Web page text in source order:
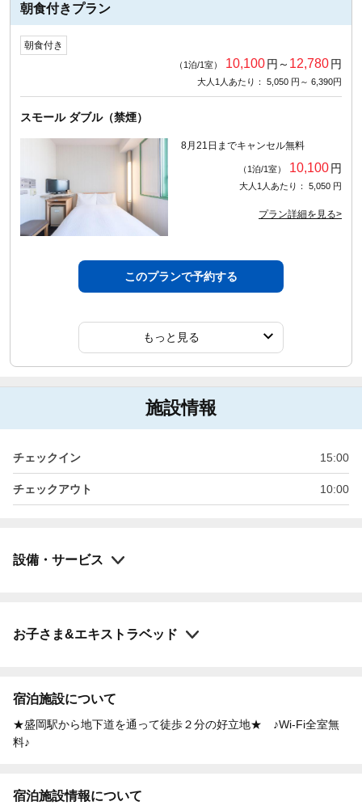
朝食付きプラン
朝食付き
（1泊/1室） 10,100円～ 12,780円
大人1人あたり： 5,050 円～ 6,390円
スモール ダブル（禁煙）
8月21日までキャンセル無料
（1泊/1室） 10,100円
大人1人あたり： 5,050 円
プラン詳細を見る>
このプランで予約する
もっと見る
施設情報
チェックイン 15:00
チェックアウト 10:00
設備・サービス
お子さま&エキストラベッド
宿泊施設について
★盛岡駅から地下道を通って徒歩２分の好立地★ ♪Wi-Fi全室無
料♪
宿泊施設情報について